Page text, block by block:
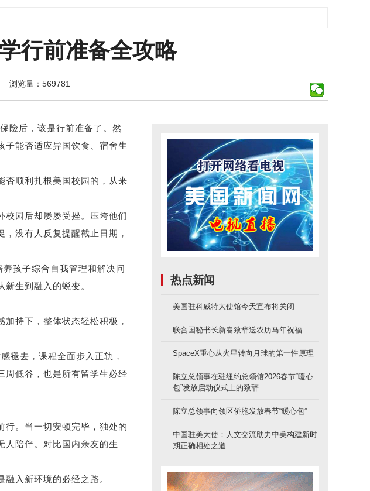
行前准备全攻略
览量：569781
险后，该是行前准备了。然
子能否适应异国饮食、宿舍生
顺利扎根美国校园的，从来
园后却屡屡受挫。压垮他们
没有人反复提醒截止日期，
孩子综合自我管理和解决问
生到融入的蜕变。
持下，整体状态轻松积极，
去，课程全面步入正轨，
周低谷，也是所有留学生必经
。当一切安顿完毕，独处的
人陪伴。对比国内亲友的生
入新环境的必经之路。
热点新闻
美国驻科威特大使馆今天宣布将关闭
联合国秘书长新春致辞送农历马年祝福
SpaceX重心从火星转向月球的第一性原理
陈立总领事在驻纽约总领馆2026春节“暖心
包”发放启动仪式上的致辞
陈立总领事向领区侨胞发放春节“暖心包”
中国驻美大使：人文交流助力中美构建新时
期正确相处之道